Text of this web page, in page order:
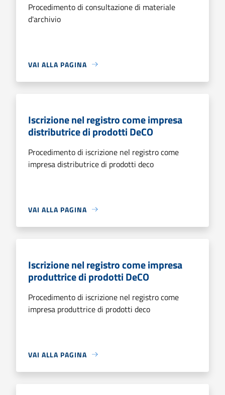
Procedimento di consultazione di materiale
d'archivio
VAI ALLA PAGINA
Iscrizione nel registro come impresa
distributrice di prodotti DeCO
Procedimento di iscrizione nel registro come
impresa distributrice di prodotti deco
VAI ALLA PAGINA
Iscrizione nel registro come impresa
produttrice di prodotti DeCO
Procedimento di iscrizione nel registro come
impresa produttrice di prodotti deco
VAI ALLA PAGINA